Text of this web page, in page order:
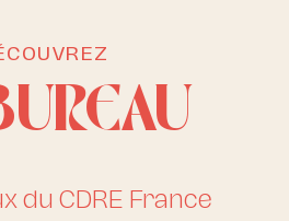
du CDRE France